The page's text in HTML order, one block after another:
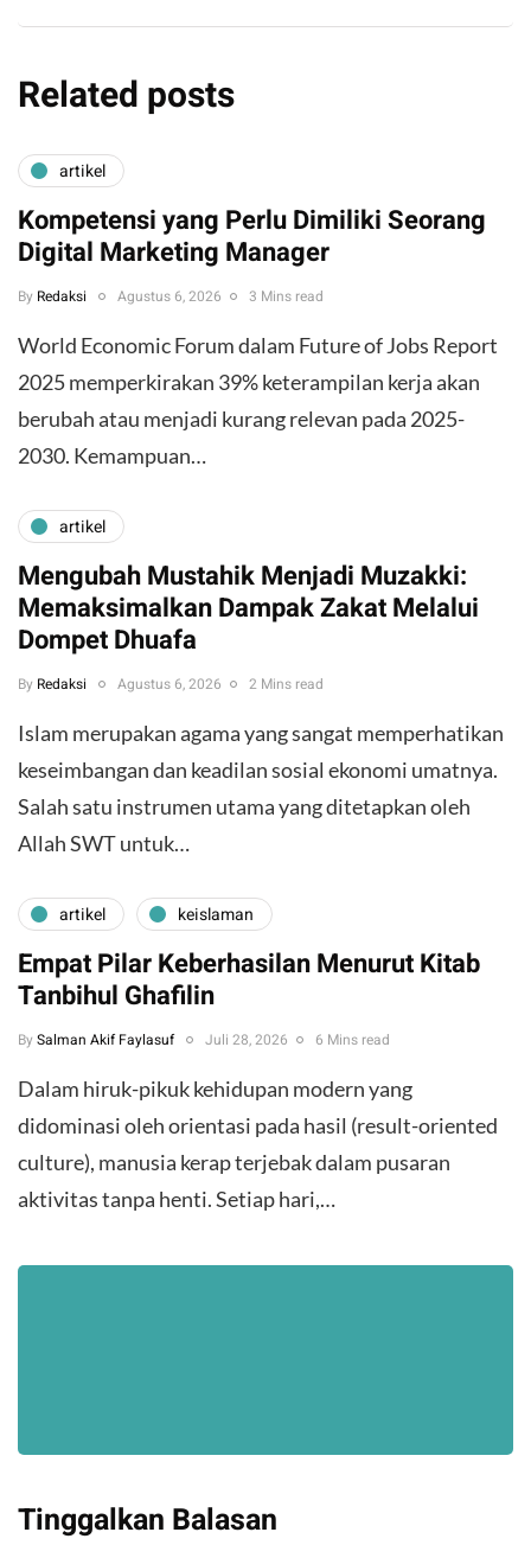
Related posts
artikel
Kompetensi yang Perlu Dimiliki Seorang
Digital Marketing Manager
By Redaksi Agustus 6, 2026 3 Mins read
World Economic Forum dalam Future of Jobs Report
2025 memperkirakan 39% keterampilan kerja akan
berubah atau menjadi kurang relevan pada 2025-
2030. Kemampuan…
artikel
Mengubah Mustahik Menjadi Muzakki:
Memaksimalkan Dampak Zakat Melalui
Dompet Dhuafa
By Redaksi Agustus 6, 2026 2 Mins read
Islam merupakan agama yang sangat memperhatikan
keseimbangan dan keadilan sosial ekonomi umatnya.
Salah satu instrumen utama yang ditetapkan oleh
Allah SWT untuk…
artikel keislaman
Empat Pilar Keberhasilan Menurut Kitab
Tanbihul Ghafilin
By Salman Akif Faylasuf Juli 28, 2026 6 Mins read
Dalam hiruk-pikuk kehidupan modern yang
didominasi oleh orientasi pada hasil (result-oriented
culture), manusia kerap terjebak dalam pusaran
aktivitas tanpa henti. Setiap hari,…
Tinggalkan Balasan